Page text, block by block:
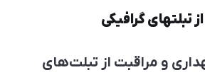
تبلتهای گرافیکی
و مراقبت از تبلت‌های